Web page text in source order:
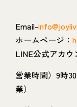
Email-
ホームページ：
LINE公式アカウ
営業時間）9時
業）